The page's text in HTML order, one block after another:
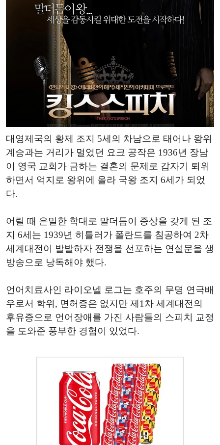
대영제국의 황제 조지 5세의 차남으로 태어나 왕위
계승과는 거리가 멀었던 요크 공작은 1936년 장남
이 영국 교회가 금하는 결혼의 문제로 갑자기 퇴위
하면서 억지로 왕위에 올라 국왕 조지 6세가 되었
다.
어릴 때 은밀한 학대로 말더듬이 증상을 갖게 된 조
지 6세는 1939년 히틀러가 폴란드를 침공하여 2차
세계대전이 발발하자 전쟁을 선포하는 연설문을 생
방송으로 낭독해야 했다.
언어치료사인 라이오넬 로그는 호주의 무명 연극배
우로서 학위, 면허증은 없지만 제1차 세계대전의
후유증으로 언어장애를 가진 사람들의 스피치 교정
을 도와준 풍부한 경험이 있었다.